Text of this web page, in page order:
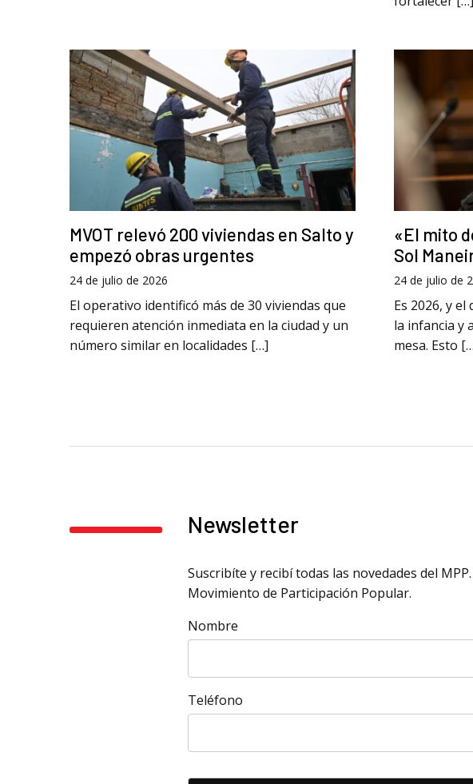
MVOT relevó 200 viviendas en Salto y
empezó obras urgentes
24 de julio de 2026
El operativo identificó más de 30 viviendas que
requieren atención inmediata en la ciudad y un
número similar en localidades […]
«El mito
Sol
24 de julio de
Es 2026, y
la infancia y
mesa. Esto
Newsletter
Suscribíte y recibí todas las novedades del
Movimiento de Participación Popular.
Nombre
Teléfono